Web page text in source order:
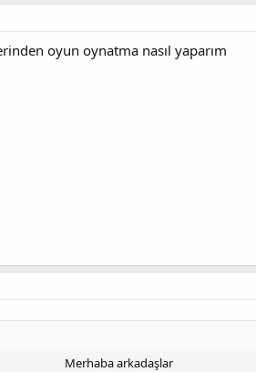
oyun oynatma nasıl yaparım
Merhaba arkadaşlar